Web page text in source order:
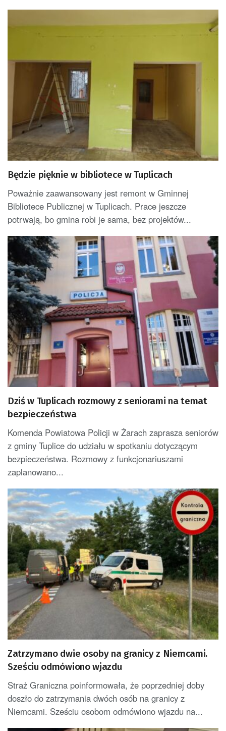
Będzie pięknie w bibliotece w Tuplicach
Poważnie zaawansowany jest remont w Gminnej
Bibliotece Publicznej w Tuplicach. Prace jeszcze
potrwają, bo gmina robi je sama, bez projektów...
Dziś w Tuplicach rozmowy z seniorami na temat
bezpieczeństwa
Komenda Powiatowa Policji w Żarach zaprasza seniorów
z gminy Tuplice do udziału w spotkaniu dotyczącym
bezpieczeństwa. Rozmowy z funkcjonariuszami
zaplanowano...
Zatrzymano dwie osoby na granicy z Niemcami.
Sześciu odmówiono wjazdu
Straż Graniczna poinformowała, że poprzedniej doby
doszło do zatrzymania dwóch osób na granicy z
Niemcami. Sześciu osobom odmówiono wjazdu na...